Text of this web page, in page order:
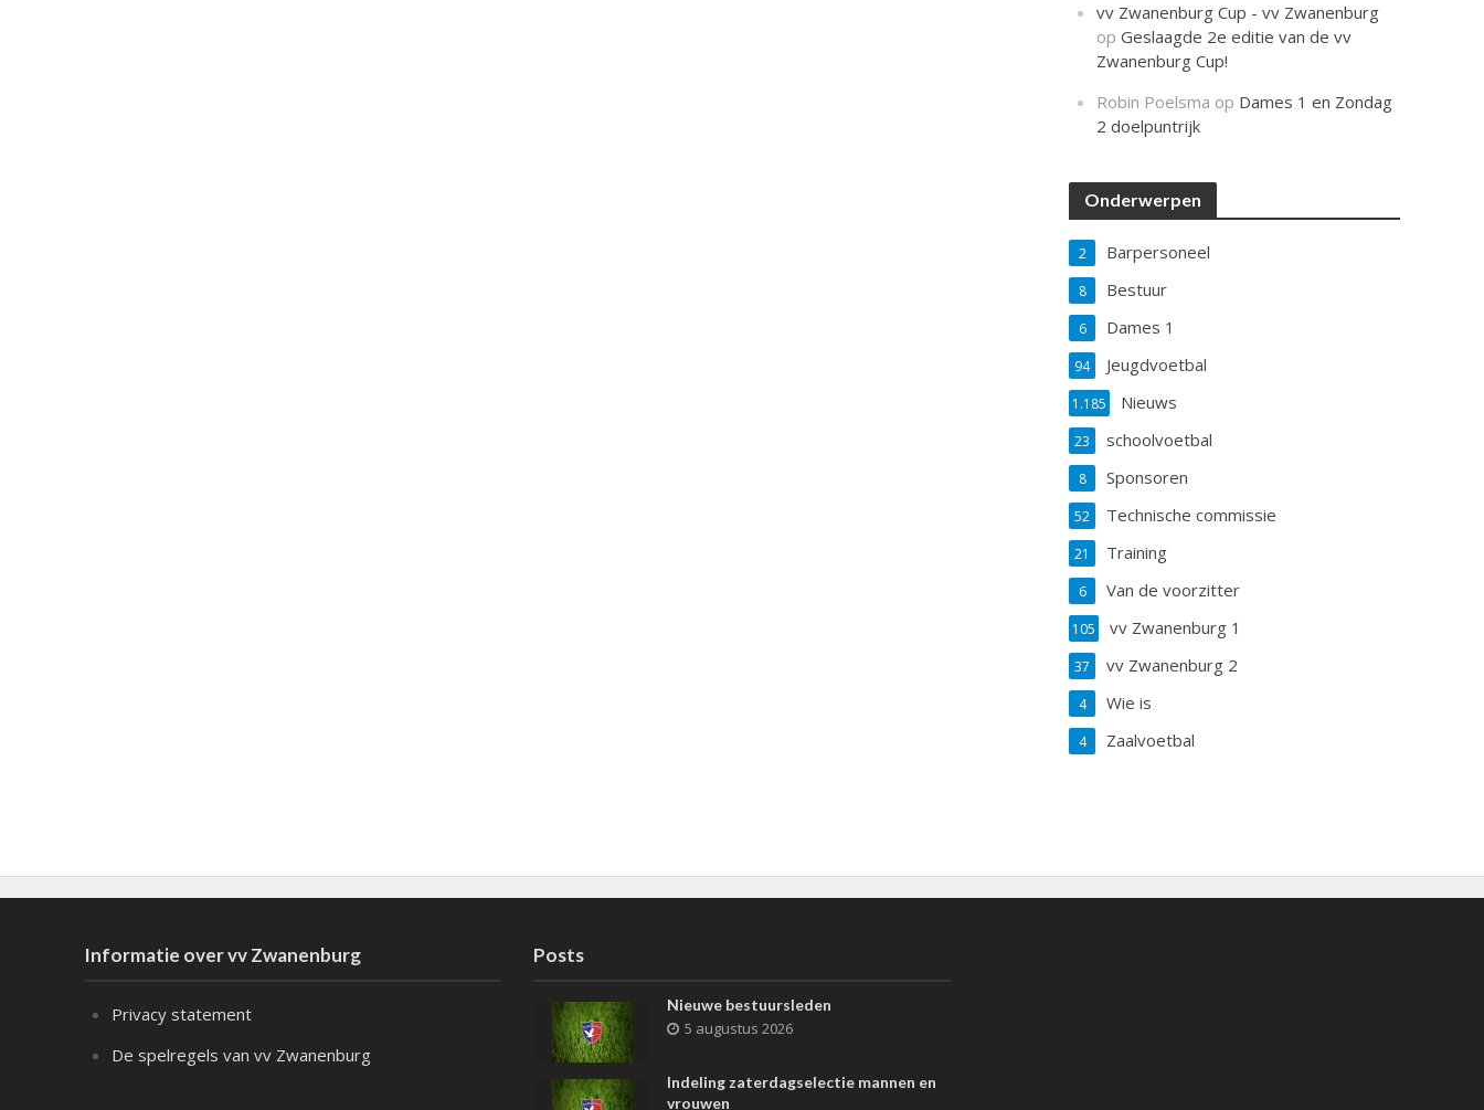
vv Zwanenburg Cup - vv Zwanenburg
opGeslaagde 2e editie van de vv
Zwanenburg Cup!
Robin Poelsma op Dames 1 en Zondag
2 doelpuntrijk
Onderwerpen
Barpersoneel
2
Bestuur
8
Dames 1
6
Jeugdvoetbal
94
Nieuws
1.185
schoolvoetbal
23
Sponsoren
8
Technische commissie
52
Training
21
Van de voorzitter
6
vv Zwanenburg 1
105
vv Zwanenburg 2
37
Wie is
4
Zaalvoetbal
4
Informatie over vv Zwanenburg
Privacy statement
De spelregels van vv Zwanenburg
Posts
Nieuwe bestuursleden
5 augustus 2026
Indeling zaterdagselectie mannen en
vrouwen